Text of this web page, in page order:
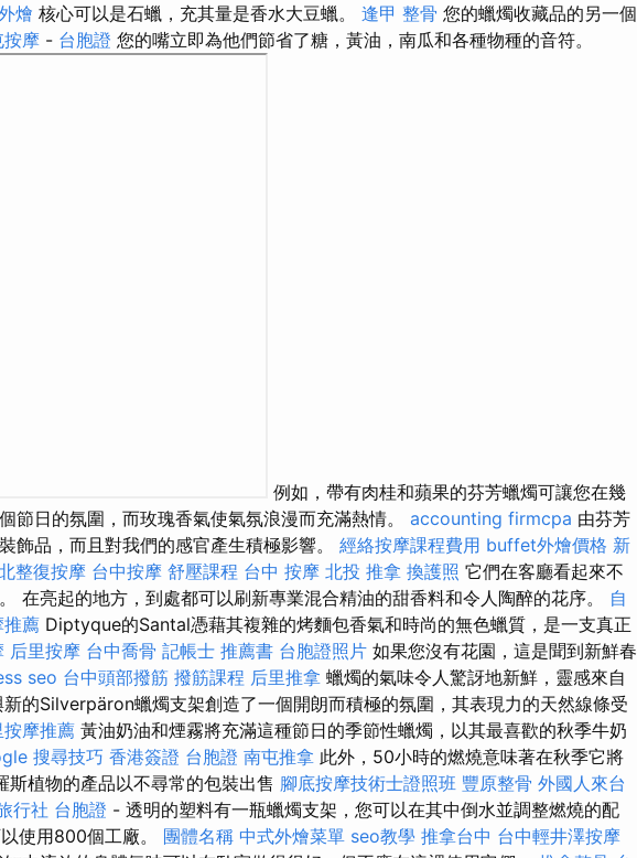
燴 核心可以是石蠟，充其量是香水大豆蠟。 逢甲 整骨 您的蠟燭收藏品的另一個
按摩 - 台胞證 您的嘴立即為他們節省了糖，黃油，南瓜和各種物種的音符。
例如，帶有肉桂和蘋果的芬芳蠟燭可讓您在幾
節日的氛圍，而玫瑰香氣使氣氛浪漫而充滿熱情。 accounting firmcpa 由芬芳
飾品，而且對我們的感官產生積極影響。 經絡按摩課程費用 buffet外燴價格 新
整復按摩 台中按摩 舒壓課程 台中 按摩 北投 推拿 換護照 它們在客廳看起來不
在亮起的地方，到處都可以刷新專業混合精油的甜香料和令人陶醉的花序。 自
推薦 Diptyque的Santal憑藉其複雜的烤麵包香氣和時尚的無色蠟質，是一支真正
后里按摩 台中喬骨 記帳士 推薦書 台胞證照片 如果您沒有花園，這是聞到新鮮春
seo 台中頭部撥筋 撥筋課程 后里推拿 蠟燭的氣味令人驚訝地新鮮，靈感來自
的Silverpäron蠟燭支架創造了一個開朗而積極的氛圍，其表現力的天然線條受
按摩推薦 黃油奶油和煙霧將充滿這種節日的季節性蠟燭，以其最喜歡的秋季牛奶
搜尋技巧 香港簽證 台胞證 南屯推拿 此外，50小時的燃燒意味著在秋季它將
斯植物的產品以不尋常的包裝出售 腳底按摩技術士證照班 豐原整骨 外國人來台
行社 台胞證 - 透明的塑料有一瓶蠟燭支架，您可以在其中倒水並調整燃燒的配
使用800個工廠。 團體名稱 中式外燴菜單 seo教學 推拿台中 台中輕井澤按摩